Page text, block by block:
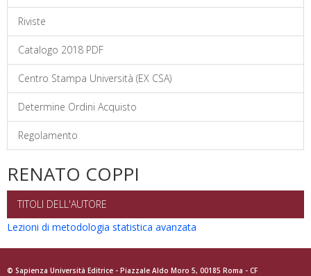
Riviste
Catalogo 2018 PDF
Centro Stampa Università (EX CSA)
Determine Ordini Acquisto
Regolamento
RENATO COPPI
TITOLI DELL'AUTORE
Lezioni di metodologia statistica avanzata
© Sapienza Università Editrice - Piazzale Aldo Moro 5, 00185 Roma - CF